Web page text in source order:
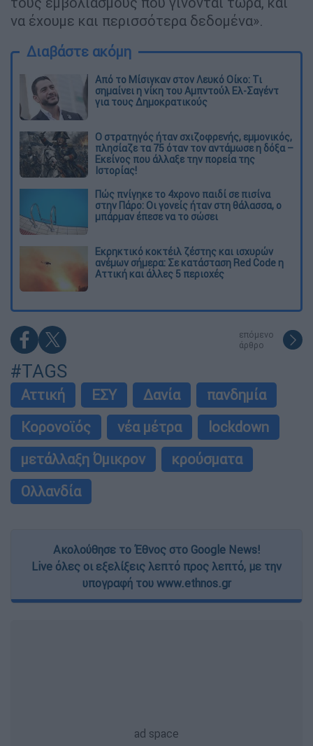
να έχουμε και περισσότερα δεδομένα».
Διαβάστε ακόμη
Από το Μίσιγκαν στον Λευκό Οίκο: Τι
σημαίνει η νίκη του Αμπντούλ Ελ-Σαγέντ
για τους Δημοκρατικούς
O στρατηγός ήταν σχιζοφρενής, εμμονικός,
πλησίαζε τα 75 όταν τον αντάμωσε η δόξα –
Εκείνος που άλλαξε την πορεία της
Ιστορίας!
Πώς πνίγηκε το 4χρονο παιδί σε πισίνα
στην Πάρο: Οι γονείς ήταν στη θάλασσα, ο
μπάρμαν έπεσε να το σώσει
Εκρηκτικό κοκτέιλ ζέστης και ισχυρών
ανέμων σήμερα: Σε κατάσταση Red Code η
Αττική και άλλες 5 περιοχές
επόμενο
άρθρο
#TAGS
Αττική ΕΣΥ Δανία
πανδημία
Κορονοϊός
νέα μέτρα
lockdown
μετάλλαξη Όμικρον
κρούσματα
Ολλανδία
Ακολούθησε το Έθνος στο Google News!
Live όλες οι εξελίξεις λεπτό προς λεπτό, με την
υπογραφή του www.ethnos.gr